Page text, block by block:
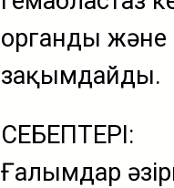
органды және
зақымдайды.
СЕБЕПТЕРІ:
Ғалымдар